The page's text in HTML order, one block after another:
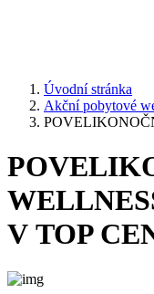
Úvodní stránka
Akční pobytové
V TOP